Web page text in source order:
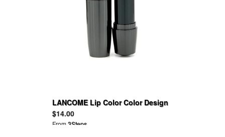
LANCOME Lip Color Color Design
Lipcolor
$14.00
From3Steps